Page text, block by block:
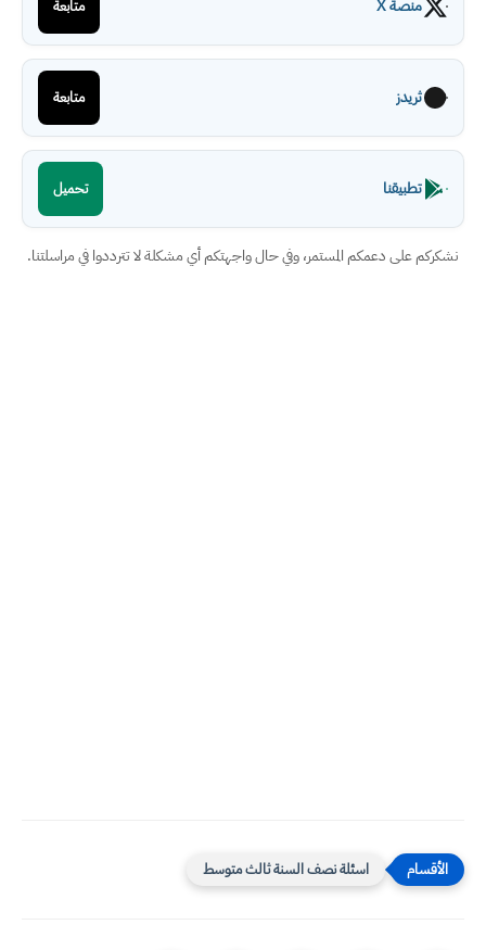
منصة X متابعة
ثريدز متابعة
تطبيقنا تحميل
نشكركم على دعمكم المستمر، وفي حال واجهتكم أي مشكلة لا تترددوا في مراسلتنا.
اسئلة نصف السنة ثالث متوسط